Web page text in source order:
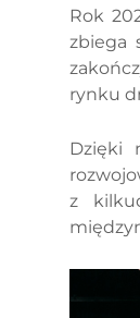
Rok
zbiega
rynku
Dzięki
z